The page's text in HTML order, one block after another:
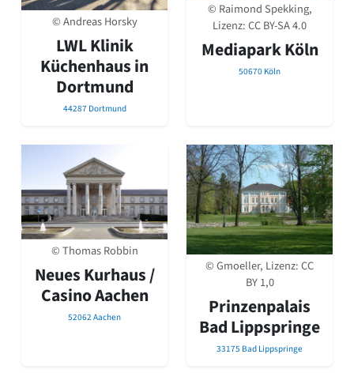
© Andreas Horsky
LWL Klinik
Küchenhaus in
Dortmund
44287 Dortmund
© Raimond Spekking,
Lizenz:CC BY-SA 4.0
Mediapark Köln
50670 Köln
© Thomas Robbin
Neues Kurhaus /
Casino Aachen
52062 Aachen
© Gmoeller, Lizenz:CC
BY 1,0
Prinzenpalais
Bad Lippspringe
33175 Bad Lippspringe